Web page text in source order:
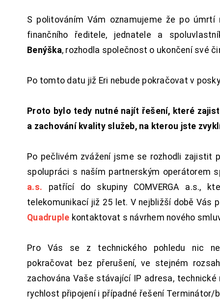
S politováním Vám oznamujeme že po úmrtí
finančního ředitele, jednatele a
Benýška, rozhodla společnost o ukončení své
Po tomto datu již Eri nebude pokračovat v
Proto bylo tedy nutné najít řešení, které
a zachování kvality služeb, na kterou jste
Po pečlivém zvážení jsme se rozhodli zajistit
spolupráci s naším partnerským operátorem
a.s. patřící do skupiny COMVERGA a.s.,
telekomunikací již 25 let. V nejbližší době Vás
Quadruple kontaktovat s návrhem nového
Pro Vás se z technického pohledu nic
pokračovat bez přerušení, ve stejném
zachována Vaše stávající IP adresa, technické
rychlost připojení i případné řešení Terminátor/